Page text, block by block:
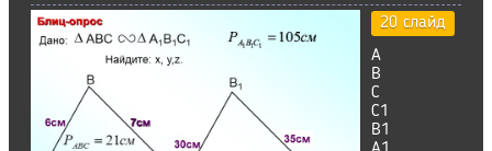
20 слайд
А
В
С
С1
В1